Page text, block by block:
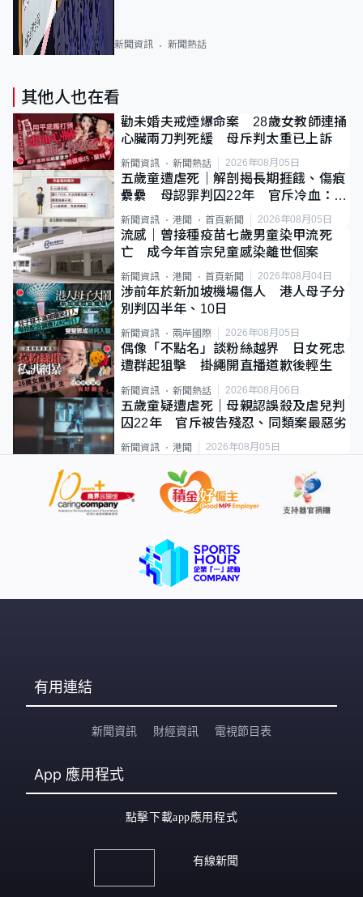
新聞資訊 新聞熱話
其他人也在看
勸未婚夫戒煙爆命案 28歲女教師連捅
心臟兩刀判死緩 母斥判太重已上訴
新聞資訊 新聞熱話 2026年08月05日
五歲童遭虐死｜解剖揭長期捱餓、傷痕
纍纍 母認罪判囚22年 官斥冷血：同
類案最惡劣
新聞資訊 港聞 首頁新聞 2026年08月05日
流感｜曾接種疫苗七歲男童染甲流死
亡 成今年首宗兒童感染離世個案
新聞資訊 港聞 首頁新聞 2026年08月04日
涉前年於新加坡機場傷人 港人母子分
別判囚半年、10日
新聞資訊 兩岸國際 2026年08月05日
偶像「不點名」談粉絲越界 日女死忠
遭群起狙擊 掛繩開直播道歉後輕生
新聞資訊 新聞熱話 2026年08月06日
五歲童疑遭虐死｜母親認誤殺及虐兒判
囚22年 官斥被告殘忍、同類案最惡劣
新聞資訊 港聞 2026年08月05日
有用連結
新聞資訊 財經資訊 電視節目表
App 應用程式
點擊下載app應用程式
有線新聞